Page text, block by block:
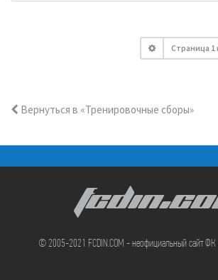
Страница 1
Вернуться в «Тренировочные сборы»
© 2005-2021 FCDIN.COM - неофициальный сайт